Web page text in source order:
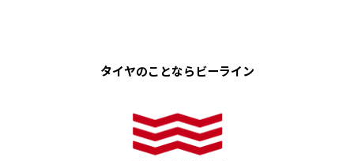
タイヤのことならビーライン